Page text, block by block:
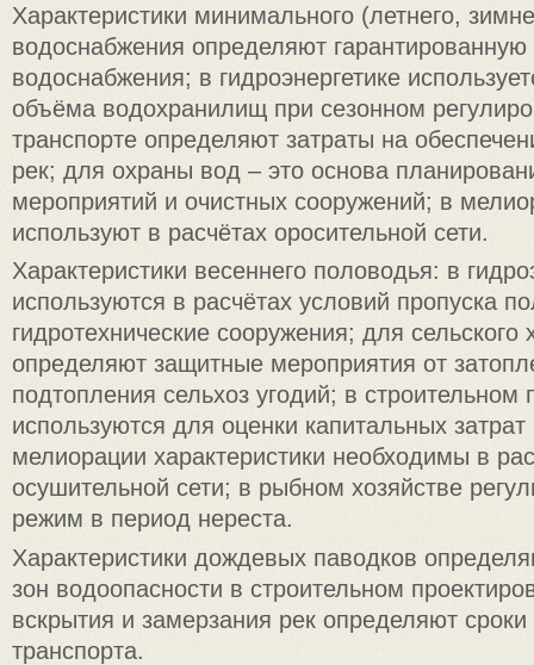
Характеристики минимального (летнего,
водоснабжения определяют гарантированную
водоснабжения; в гидроэнергетике
объёма водохранилищ при сезонном
транспорте определяют затраты на
рек; для охраны вод – это основа
мероприятий и очистных сооружений; в
используют в расчётах оросительной сети.
Характеристики весеннего половодья: в
используются в расчётах условий пропуска
гидротехнические сооружения; для сельского
определяют защитные мероприятия от
подтопления сельхоз угодий; в строительном
используются для оценки капитальных
мелиорации характеристики необходимы в
осушительной сети; в рыбном хозяйстве
режим в период нереста.
Характеристики дождевых паводков
зон водоопасности в строительном
вскрытия и замерзания рек определяют сроки
транспорта.